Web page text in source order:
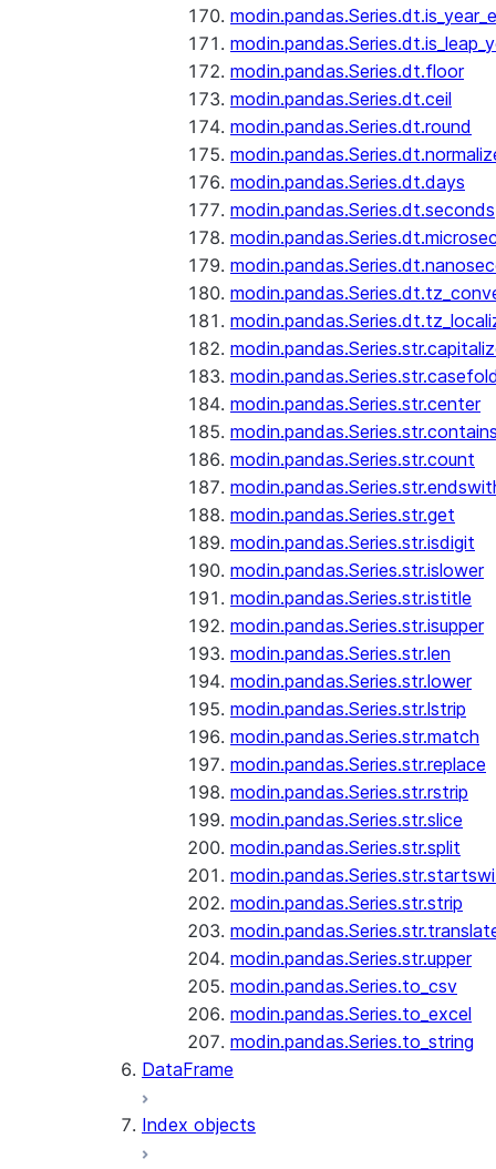
modin.pandas.Series.dt.floor
modin.pandas.Series.dt.ceil
modin.pandas.Series.dt.round
modin.pandas.Series.dt.days
modin.pandas.Series.dt.seconds
modin.pandas.Series.str.center
modin.pandas.Series.str.count
modin.pandas.Series.str.get
modin.pandas.Series.str.isdigit
modin.pandas.Series.str.islower
modin.pandas.Series.str.istitle
modin.pandas.Series.str.isupper
modin.pandas.Series.str.len
modin.pandas.Series.str.lower
modin.pandas.Series.str.lstrip
modin.pandas.Series.str.match
modin.pandas.Series.str.replace
modin.pandas.Series.str.rstrip
modin.pandas.Series.str.slice
modin.pandas.Series.str.split
modin.pandas.Series.str.strip
modin.pandas.Series.str.upper
modin.pandas.Series.to_csv
modin.pandas.Series.to_excel
modin.pandas.Series.to_string
DataFrame
Index objects